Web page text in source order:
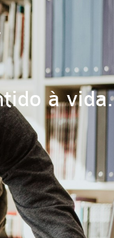
à vida.